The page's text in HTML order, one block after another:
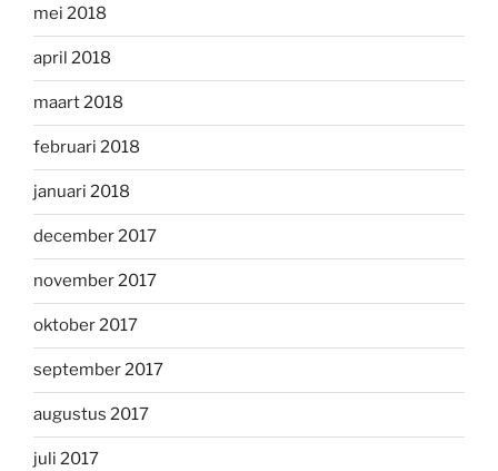
mei 2018
april 2018
maart 2018
februari 2018
januari 2018
december 2017
november 2017
oktober 2017
september 2017
augustus 2017
juli 2017